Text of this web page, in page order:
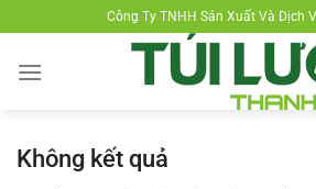
đến
nội
Công Ty TNHH Sản Xuất Và Dịch
Không kết quả